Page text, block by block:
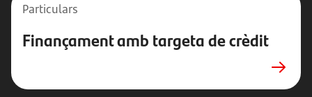
Particulars
Finançament amb targeta de crèdit